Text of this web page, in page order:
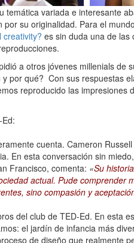
variada e interesante
su originalidad. Para el
creativity? es sin duda una de las
a otros jóvenes millenials de
por qué? Con sus respuestas
reproducido las impresiones
cuenta. Cameron
En esta conversación sin
Francisco, comenta: «Su
actual. Pude comprender
sino compasión y
del club de TED-Ed. En esta
el jardín de infancia más
de diseño que realmente